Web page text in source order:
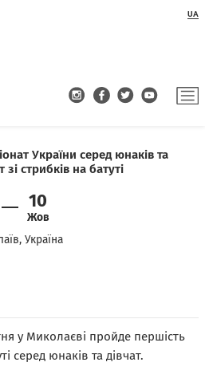
UA
України серед юнаків та
зі стрибків на батуті
10
Жов
Україна
у Миколаєві пройде першість
серед юнаків та дівчат.